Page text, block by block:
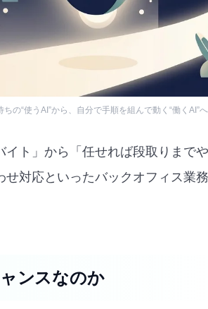
ちの“使うAI”から、自分で手順を組んで動く“働くAI”へ
ト」から「任せれば段取りまで
対応といったバックオフィス業
ンスなのか